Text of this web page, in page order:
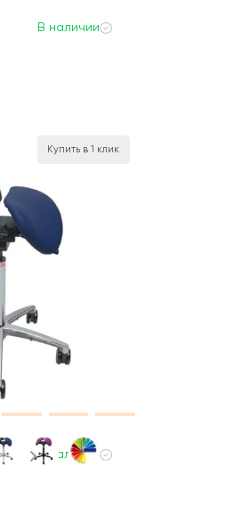
В наличии
Купить в 1 клик
В наличии